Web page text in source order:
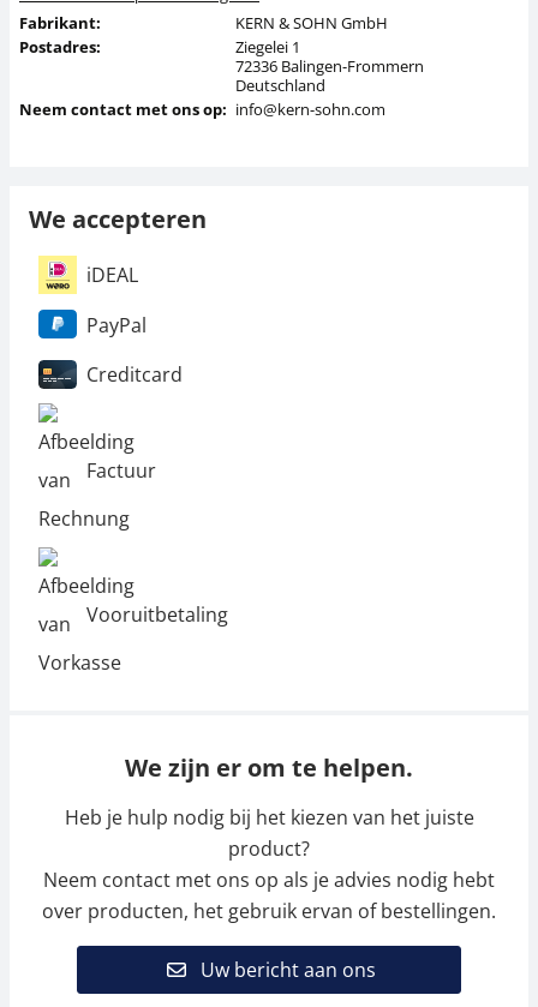
Fabrikant:
KERN & SOHN GmbH
Postadres:
Ziegelei 1
72336 Balingen-Frommern
Deutschland
Neem contact met ons op: info@kern-sohn.com
We accepteren
iDEAL
PayPal
Creditcard
Factuur
Vooruitbetaling
We zijn er om te helpen.
Heb je hulp nodig bij het kiezen van het juiste
product?
Neem contact met ons op als je advies nodig hebt
over producten, het gebruik ervan of bestellingen.
Uw bericht aan ons